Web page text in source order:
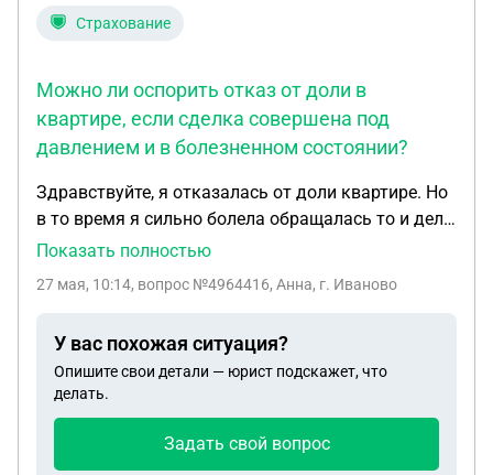
Страхование
Можно ли оспорить отказ от доли в
квартире, если сделка совершена под
давлением и в болезненном состоянии?
Здравствуйте, я отказалась от доли квартире. Но
в то время я сильно болела обращалась то и дело
к врачам в том числе и психиатру, что делала не
пообещала,что не выганить и поможет
Показать полностью
27 мая, 10:14, вопрос №4964416, Анна, г. Иваново
У вас похожая ситуация?
Опишите свои детали — юрист подскажет, что
делать.
Задать свой вопрос